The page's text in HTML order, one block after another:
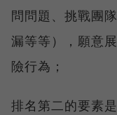
問問題、挑戰團
漏等等），願意
險行為；
排名第二的要素